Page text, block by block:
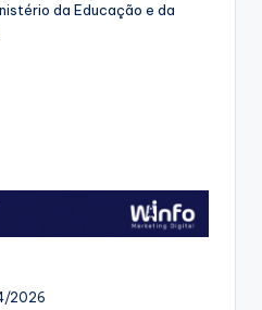
da Educação e da
2026